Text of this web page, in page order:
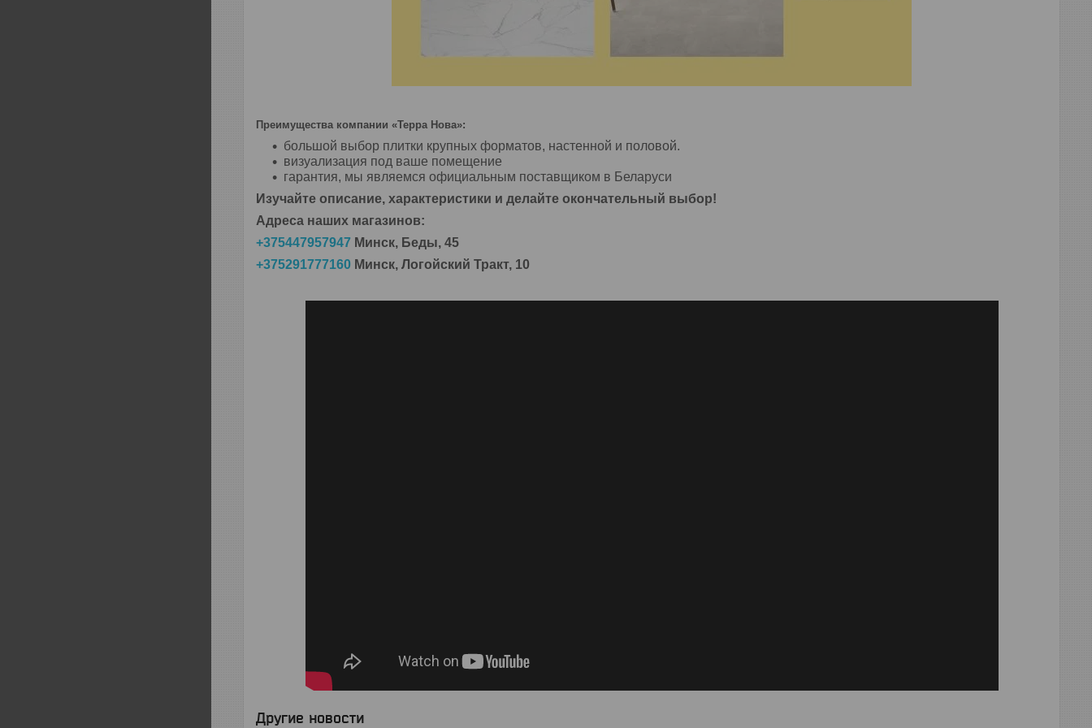
Преимущества компании «Терра Нова»:
большой выбор плитки крупных форматов, настенной и половой.
визуализация под ваше помещение
гарантия, мы являемся официальным поставщиком в Беларуси
Изучайте описание, характеристики и делайте окончательный выбор!
Адреса наших магазинов:
+375447957947 Минск, Беды, 45
+375291777160 Минск, Логойский Тракт, 10
Другие новости